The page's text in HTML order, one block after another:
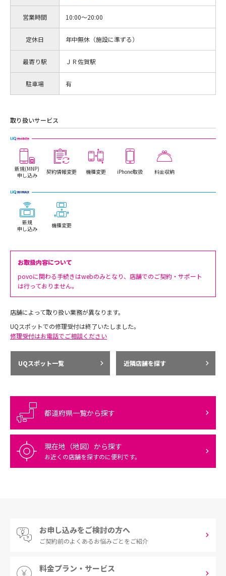
営業時間 10:00～20:00
定休日 年中無休（施設に準ずる）
最寄り駅 ＪＲ佐賀駅
駐車場 有
取り扱いサービス
新規(MNP)
申し込み
契約情報変更 機種変更 iPhone取扱 料金収納
新規
申し込み
機種変更
お取扱内容について
povoに関わる手続きはwebのみとなり、店舗でのご契約・サポート
は行っておりません。
店舗によって取り扱い業務が異なります。
UQスポットでの修理受付は終了いたしました。
修理受付はお電話でご相談ください
UQスポット一覧 近隣店舗を探す
都道府県一覧から探す
現在地（地図）から探す
お近くの店舗を探すのに便利です。
お申し込みをご検討の方へ
ご契約前のよくあるお悩みごとをご紹介
料金プラン・サービス